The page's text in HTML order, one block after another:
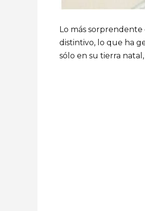
Lo más
distintivo, lo que ha
sólo en su tierra